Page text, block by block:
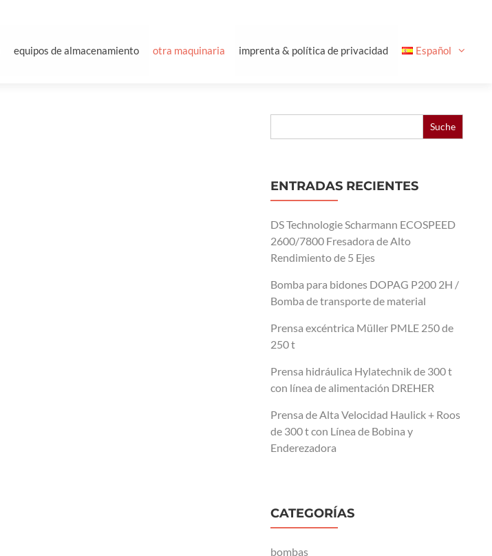
equipos de almacenamiento otra maquinaria imprenta & política de privacidad Español
Buscar:
ENTRADAS RECIENTES
DS Technologie Scharmann ECOSPEED
2600/7800 Fresadora de Alto
Rendimiento de 5 Ejes
Bomba para bidones DOPAG P200 2H /
Bomba de transporte de material
Prensa excéntrica Müller PMLE 250 de
250 t
Prensa hidráulica Hylatechnik de 300 t
con línea de alimentación DREHER
Prensa de Alta Velocidad Haulick + Roos
de 300 t con Línea de Bobina y
Enderezadora
CATEGORÍAS
bombas